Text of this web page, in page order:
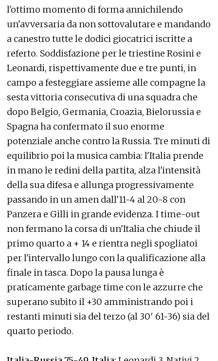
l'ottimo momento di forma annichilendo
un'avversaria da non sottovalutare e mandando
a canestro tutte le dodici giocatrici iscritte a
referto. Soddisfazione per le triestine Rosini e
Leonardi, rispettivamente due e tre punti, in
campo a festeggiare assieme alle compagne la
sesta vittoria consecutiva di una squadra che
dopo Belgio, Germania, Croazia, Bielorussia e
Spagna ha confermato il suo enorme
potenziale anche contro la Russia. Tre minuti di
equilibrio poi la musica cambia: l'Italia prende
in mano le redini della partita, alza l'intensità
della sua difesa e allunga progressivamente
passando in un amen dall'11-4 al 20-8 con
Panzera e Gilli in grande evidenza. I time-out
non fermano la corsa di un'Italia che chiude il
primo quarto a + 14 e rientra negli spogliatoi
per l'intervallo lungo con la qualificazione alla
finale in tasca. Dopo la pausa lunga è
praticamente garbage time con le azzurre che
superano subito il +30 amministrando poi i
restanti minuti sia del terzo (al 30′ 61-36) sia del
quarto periodo.